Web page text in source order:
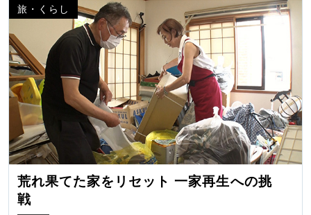
旅・くらし
荒れ果てた家をリセット 一家再生への挑
戦